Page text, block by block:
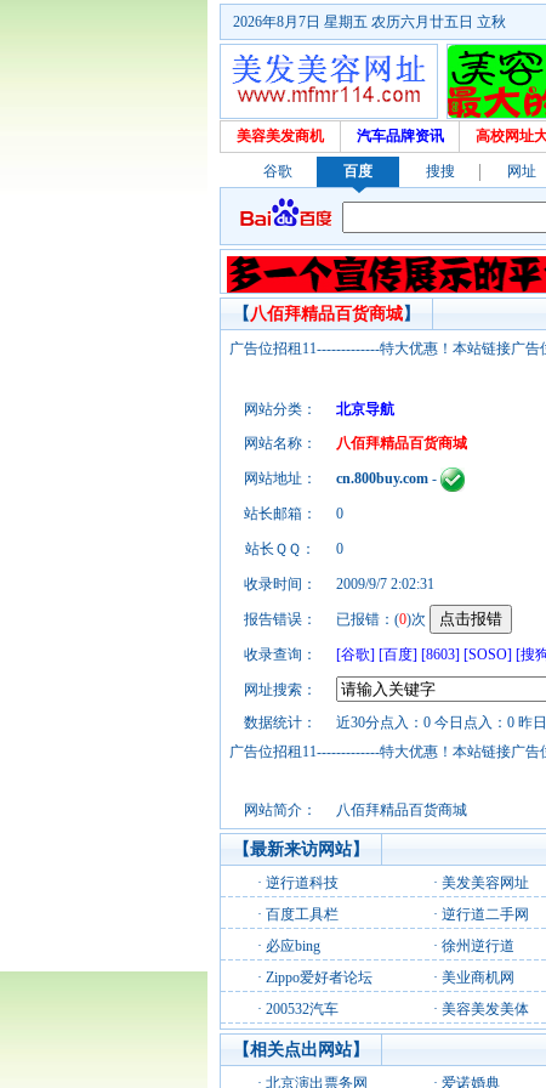
2026年8月7日 星期五 农历六月廿五日 立秋
美容美发商机 汽车品牌资讯 高校网址
谷歌 百度 搜搜 网址
【 八佰拜精品百货商城】
广告位招租11-------------特大优惠！本站链接广
网站分类：
北京导航
网站名称： 八佰拜精品百货商城
网站地址： cn.800buy.com -
站长邮箱： 0
站长ＱＱ： 0
收录时间： 2009/9/7 2:02:31
报告错误： 已报错：(0)次
收录查询： [谷歌] [百度] [8603] [SOSO] [搜
网址搜索：
数据统计：
近30分点入：0 今日点入：0 昨
广告位招租11-------------特大优惠！本站链接广
网站简介：
八佰拜精品百货商城
【最新来访网站】
· 逆行道科技 · 美发美容网址
· 百度工具栏 · 逆行道二手网
· 必应bing · 徐州逆行道
· Zippo爱好者论坛 · 美业商机网
· 200532汽车 · 美容美发美体
【相关点出网站】
· 北京演出票务网 · 爱诺婚典